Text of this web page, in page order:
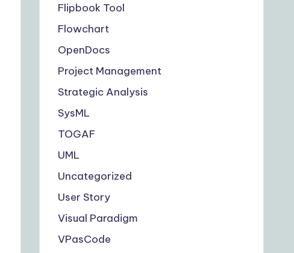
Flipbook Tool
Flowchart
OpenDocs
Project Management
Strategic Analysis
SysML
TOGAF
UML
Uncategorized
User Story
Visual Paradigm
VPasCode